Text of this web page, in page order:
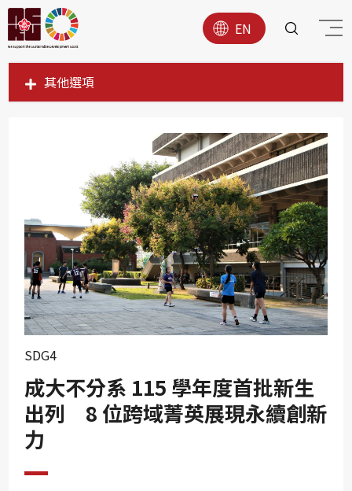
EN
其他選項
SDG1
SDG3
SDG4
SDG5
SDG6
SDG7
SDG8
SDG9
SDG11
SDG12
SDG4
成大不分系 115 學年度首批新生
出列 8 位跨域菁英展現永續創新
力